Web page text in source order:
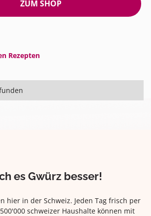
ZUM SHOP
Rezepten
es Gwürz besser!
hier in der Schweiz. Jeden Tag frisch per
schweizer Haushalte können mit